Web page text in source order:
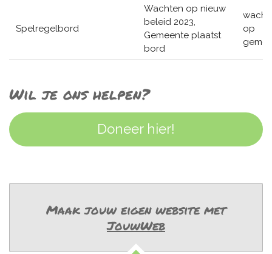
Spelregelbord
Wachten op nieuw
beleid 2023,
Gemeente plaatst
bord
op
Wil je ons helpen?
Doneer hier!
Maak jouw eigen website met
JouwWeb